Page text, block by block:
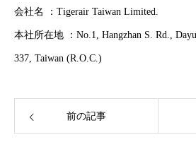
COMPANY
GLOBAL SUBSIDIARIES
RECRUIT
会社名 ：Tigerair Taiwan Limited.
本社所在地 ：No.1, Hangzhan S. Rd.,
337, Taiwan (R.O.C.)
前の記事